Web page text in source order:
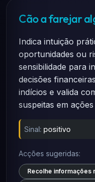
Cão a farejar
Indica intuição
oportunidades ou
sensibilidade para
decisões
indícios e valida
suspeitas em
Sinal: positivo
Acções sugeridas:
Recolhe informações